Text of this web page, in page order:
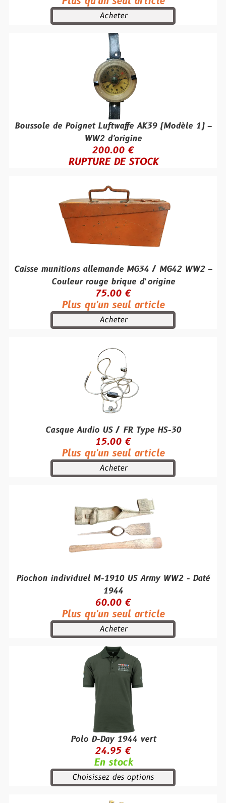
Acheter
Boussole de Poignet Luftwaffe AK39 (Modèle 1) –
WW2 d'origine
200.00 €
RUPTURE DE STOCK
Caisse munitions allemande MG34 / MG42 WW2 –
Couleur rouge brique d’origine
75.00 €
Plus qu'un seul article
Acheter
Casque Audio US / FR Type HS-30
15.00 €
Plus qu'un seul article
Acheter
Piochon individuel M-1910 US Army WW2 - Daté
1944
60.00 €
Plus qu'un seul article
Acheter
Polo D-Day 1944 vert
24.95 €
En stock
Choisissez des options